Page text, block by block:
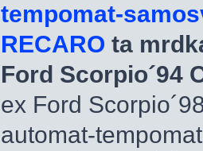
tempomat-
RECARO ta
Ford Scorpio´94
ex Ford
automat-